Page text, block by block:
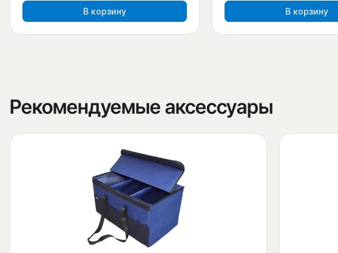
В корзину В корзину
Рекомендуемые аксессуары